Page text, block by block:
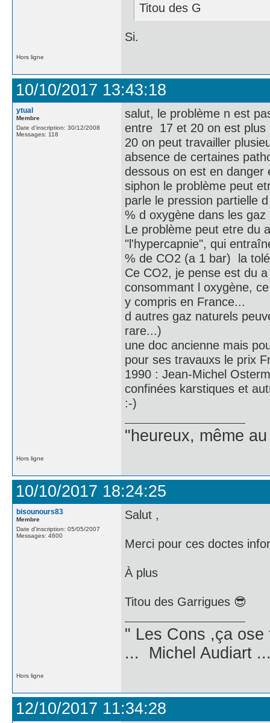
Titou des G
Si.
Hors ligne
10/10/2017 13:43:18
ytual
Membre
Date d'inscription: 30/12/2008
Messages: 118
salut, le problème n est
entre 17 et 20 on est plus
20 on peut travailler
absence de certaines
dessous on est en
siphon le problème peut
parle le pression partielle
% d oxygène dans les gaz
Le problème peut etre du
"l'hypercapnie", qui
% de CO2 (a 1 bar) la
Ce CO2, je pense est du
consommant l oxygène,
y compris en France...
d autres gaz naturels
rare...)
une doc ancienne mais
pour ses travauxs le prix
1990 : Jean-Michel
confinées karstiques et
:-)
"heureux, même
Hors ligne
10/10/2017 18:24:25
bisounours83
Membre
Date d'inscription: 05/05/2007
Messages: 4600
Salut ,
Merci pour ces doctes
À plus
Titou des Garrigues 😎
" Les Cons ,ça
... Michel Audiart
Hors ligne
12/10/2017 11:34:28